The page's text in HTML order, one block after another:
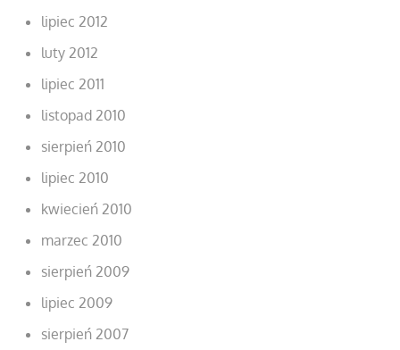
lipiec 2012
luty 2012
lipiec 2011
listopad 2010
sierpień 2010
lipiec 2010
kwiecień 2010
marzec 2010
sierpień 2009
lipiec 2009
sierpień 2007